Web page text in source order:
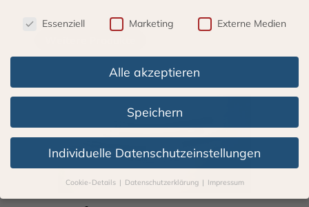
Essenziell Marketing Externe Medien
Alle akzeptieren
Speichern
Individuelle Datenschutzeinstellungen
Cookie-Details Datenschutzerklärung Impressum
Datenschutzeinstellungen